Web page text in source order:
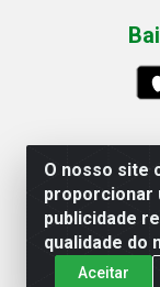
O nosso site
proporcionar
publicidade
qualidade do
Aceitar